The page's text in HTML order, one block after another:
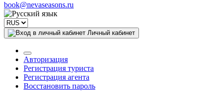
book@nevaseasons.ru
Личный кабинет
Авторизация
Регистрация туриста
Регистрация агента
Восстановить пароль